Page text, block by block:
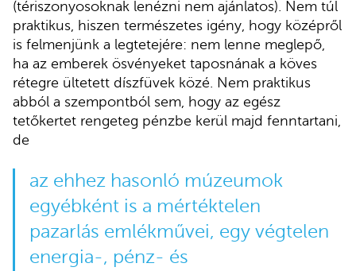
(tériszonyosoknak lenézni nem ajánlatos). Nem túl
praktikus, hiszen természetes igény, hogy középről
is felmenjünk a legtetejére: nem lenne meglepő,
ha az emberek ösvényeket taposnának a köves
rétegre ültetett díszfüvek közé. Nem praktikus
abból a szempontból sem, hogy az egész
tetőkertet rengeteg pénzbe kerül majd fenntartani,
de
az ehhez hasonló múzeumok
egyébként is a mértéktelen
pazarlás emlékművei, egy végtelen
energia-, pénz- és